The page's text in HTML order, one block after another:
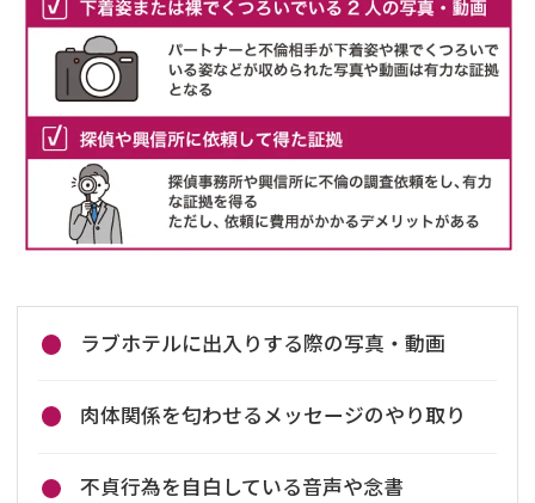
ラブホテルに出入りする際の写真・動画
肉体関係を匂わせるメッセージのやり取り
不貞行為を自白している音声や念書